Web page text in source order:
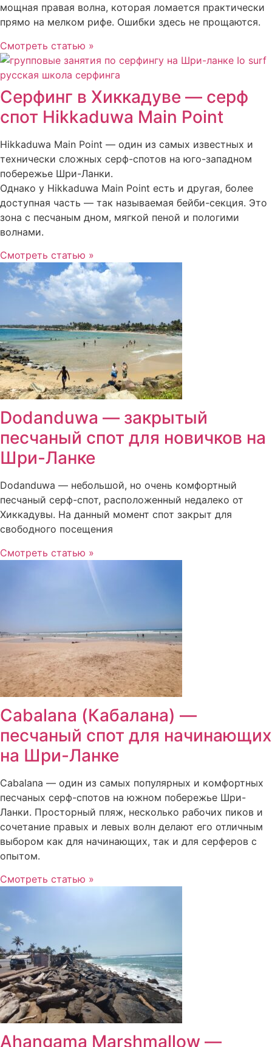
мощная правая волна, которая ломается практически
прямо на мелком рифе. Ошибки здесь не прощаются.
Смотреть статью »
Серфинг в Хиккадуве — серф
спот Hikkaduwa Main Point
Hikkaduwa Main Point — один из самых известных и
технически сложных серф-спотов на юго-западном
побережье Шри-Ланки.
Однако у Hikkaduwa Main Point есть и другая, более
доступная часть — так называемая бейби-секция. Это
зона с песчаным дном, мягкой пеной и пологими
волнами.
Смотреть статью »
Dodanduwa — закрытый
песчаный спот для новичков на
Шри-Ланке
Dodanduwa — небольшой, но очень комфортный
песчаный серф-спот, расположенный недалеко от
Хиккадувы. На данный момент спот закрыт для
свободного посещения
Смотреть статью »
Cabalana (Кабалана) —
песчаный спот для начинающих
на Шри-Ланке
Cabalana — один из самых популярных и комфортных
песчаных серф-спотов на южном побережье Шри-
Ланки. Просторный пляж, несколько рабочих пиков и
сочетание правых и левых волн делают его отличным
выбором как для начинающих, так и для серферов с
опытом.
Смотреть статью »
Ahangama Marshmallow —